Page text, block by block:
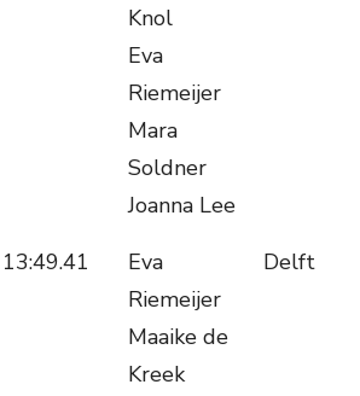
Knol
Eva
Riemeijer
Mara
Soldner
Joanna Lee
13:49.41
Eva
Riemeijer
Maaike de
Kreek
Delft